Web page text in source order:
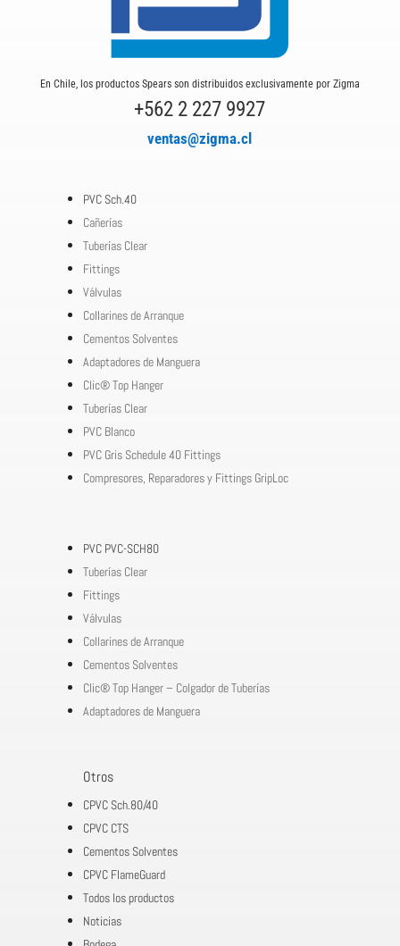
En Chile, los productos Spears son distribuidos exclusivamente por Zigma
+562 2 227 9927
ventas@zigma.cl
PVC Sch.40
Cañerías
Tuberías Clear
Fittings
Válvulas
Collarines de Arranque
Cementos Solventes
Adaptadores de Manguera
Clic® Top Hanger
Tuberías Clear
PVC Blanco
PVC Gris Schedule 40 Fittings
Compresores, Reparadores y Fittings GripLoc
PVC PVC-SCH80
Tuberías Clear
Fittings
Válvulas
Collarines de Arranque
Cementos Solventes
Clic® Top Hanger – Colgador de Tuberías
Adaptadores de Manguera
Otros
CPVC Sch.80/40
CPVC CTS
Cementos Solventes
CPVC FlameGuard
Todos los productos
Noticias